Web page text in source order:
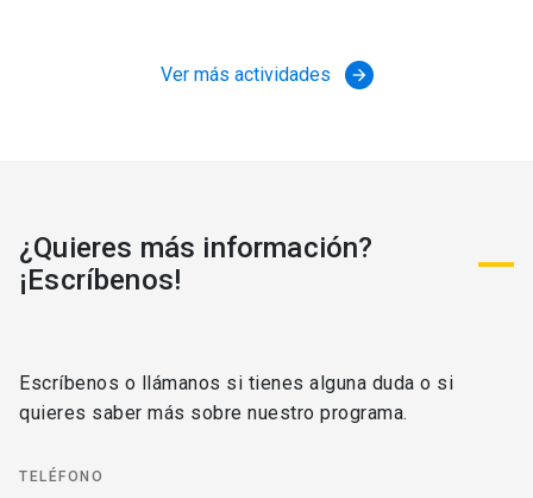
Ver más actividades arrow_forward
¿Quieres más información?
¡Escríbenos!
Escríbenos o llámanos si tienes alguna duda o si
quieres saber más sobre nuestro programa.
TELÉFONO